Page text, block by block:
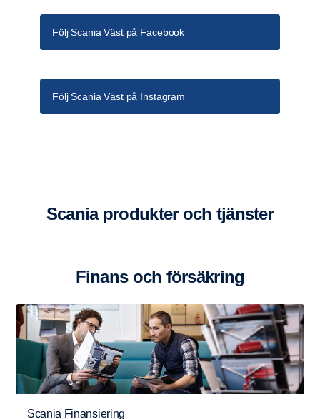
Följ Scania Väst på Facebook
Följ Scania Väst på Instagram
Scania produkter och tjänster
Finans och försäk­ring
Scania Finansiering